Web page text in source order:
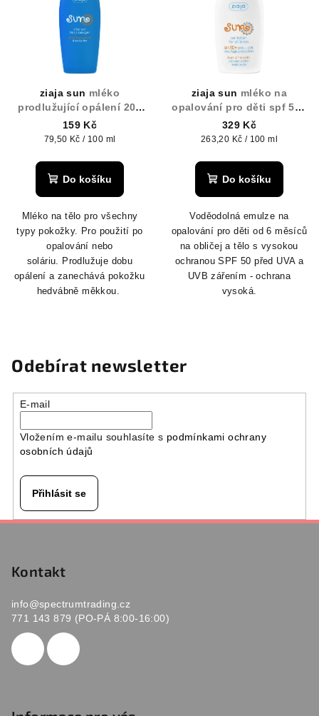
ziaja sun mléko
prodlužující opálení 200
ml
159 Kč
Měrná
79,50 Kč / 100 ml
Do košíku
Mléko na tělo pro všechny
typy pokožky. Pro použití po
opalování nebo
soláriu. Prodlužuje dobu
opálení a zanechává pokožku
hedvábně měkkou.
ziaja sun mléko na
opalování pro děti spf 50+
125 ml
329 Kč
Měrná
263,20 Kč / 100 ml
Do košíku
Voděodolná emulze na
opalování pro děti od 6 měsíců
na obličej a tělo s vysokou
ochranou SPF 50 před UVA a
UVB zářením - ochrana
vysoká.
Odebírat newsletter
E-mail
Vložením e-mailu souhlasíte s podmínkami ochrany
osobních údajů
Přihlásit se
Kontakt
info@spectrumtrading.cz
771 143 879 (PO-PÁ 8:00-16:00)